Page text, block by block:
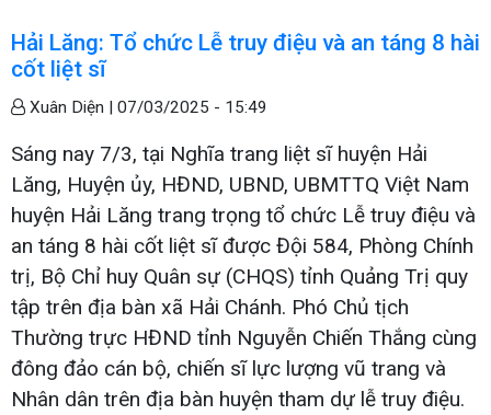
Hải Lăng: Tổ chức Lễ truy điệu và an táng 8 hài
cốt liệt sĩ
Xuân Diện | 07/03/2025 - 15:49
Sáng nay 7/3, tại Nghĩa trang liệt sĩ huyện Hải
Lăng, Huyện ủy, HĐND, UBND, UBMTTQ Việt Nam
huyện Hải Lăng trang trọng tổ chức Lễ truy điệu và
an táng 8 hài cốt liệt sĩ được Đội 584, Phòng Chính
trị, Bộ Chỉ huy Quân sự (CHQS) tỉnh Quảng Trị quy
tập trên địa bàn xã Hải Chánh. Phó Chủ tịch
Thường trực HĐND tỉnh Nguyễn Chiến Thắng cùng
đông đảo cán bộ, chiến sĩ lực lượng vũ trang và
Nhân dân trên địa bàn huyện tham dự lễ truy điệu.